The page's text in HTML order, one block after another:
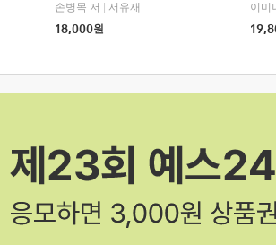
손병목 저
서유재
18,000원
이미